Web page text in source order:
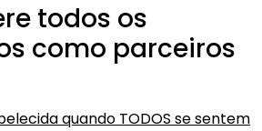
todos os
como parceiros
quando TODOS se sentem